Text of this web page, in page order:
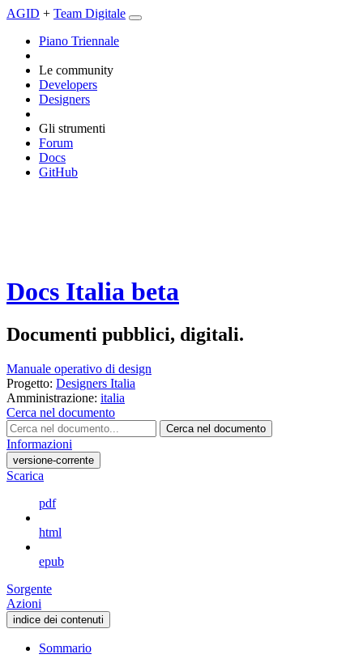
AGID + Team Digitale
Piano Triennale
Le community
Developers
Designers
Gli strumenti
Forum
Docs
GitHub
Docs Italia beta
Documenti pubblici, digitali.
Manuale operativo di design
Progetto: Designers Italia
Amministrazione: italia
Cerca nel documento
Cerca nel documento
Informazioni
versione-corrente
Scarica
pdf
html
epub
Sorgente
Azioni
indice dei contenuti
Sommario